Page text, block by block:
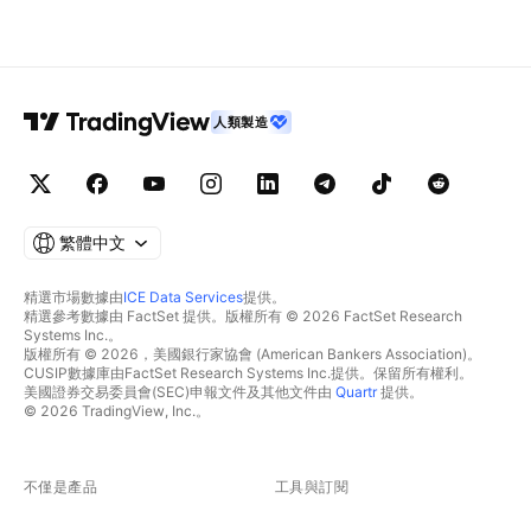
人類製造
繁體中文
精選市場數據由ICE Data Services提供。
精選參考數據由 FactSet 提供。版權所有 © 2026 FactSet Research
Systems Inc.。
版權所有 © 2026，美國銀行家協會 (American Bankers Association)。
CUSIP數據庫由FactSet Research Systems Inc.提供。保留所有權利。
美國證券交易委員會(SEC)申報文件及其他文件由 Quartr提供。
© 2026 TradingView, Inc.。
不僅是產品 工具與訂閱